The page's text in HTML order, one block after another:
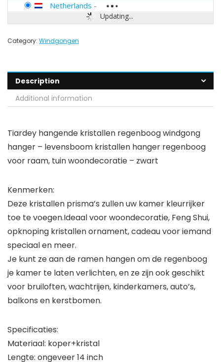
Updating...
Netherlands -
Category: Windgongen
Description
Additional information
Tiardey hangende kristallen regenboog windgong
hanger – levensboom kristallen hanger regenboog
voor raam, tuin woondecoratie – zwart
Kenmerken:
Deze kristallen prisma’s zullen uw kamer kleurrijker
toe te voegen.Ideaal voor woondecoratie, Feng Shui,
opknoping kristallen ornament, cadeau voor iemand
speciaal en meer.
Je kunt ze aan de ramen hangen om de regenboog
je kamer te laten verlichten, en ze zijn ook geschikt
voor bruiloften, wachtrijen, kinderkamers, auto’s,
balkons en kerstbomen.
Specificaties:
Materiaal: koper+kristal
Lengte: ongeveer 14 inch